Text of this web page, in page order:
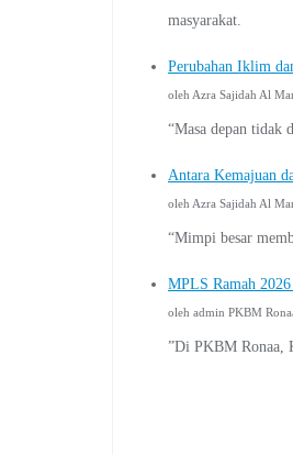
masyarakat.
Perubahan Iklim
oleh Azra Sajidah Al
“Masa depan tidak
Antara Kemajuan
oleh Azra Sajidah Al
“Mimpi besar
MPLS Ramah
oleh admin PKBM
”Di PKBM Ronaa,